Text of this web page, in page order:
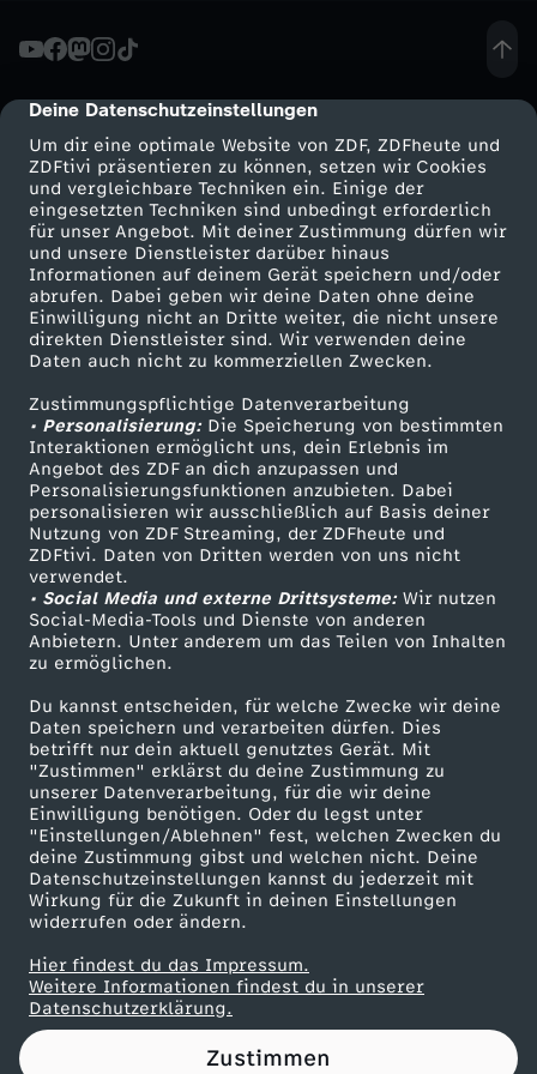
cmp-dialog-description
Deine Datenschutzeinstellungen
Um dir eine optimale Website von ZDF, ZDFheute und
ZDFtivi präsentieren zu können, setzen wir Cookies
und vergleichbare Techniken ein. Einige der
eingesetzten Techniken sind unbedingt erforderlich
für unser Angebot. Mit deiner Zustimmung dürfen wir
und unsere Dienstleister darüber hinaus
Informationen auf deinem Gerät speichern und/oder
abrufen. Dabei geben wir deine Daten ohne deine
Einwilligung nicht an Dritte weiter, die nicht unsere
direkten Dienstleister sind. Wir verwenden deine
Daten auch nicht zu kommerziellen Zwecken.
Zustimmungspflichtige Datenverarbeitung
• Personalisierung:Die Speicherung von bestimmten
Interaktionen ermöglicht uns, dein Erlebnis im
Angebot des ZDF an dich anzupassen und
Personalisierungsfunktionen anzubieten. Dabei
personalisieren wir ausschließlich auf Basis deiner
Nutzung von ZDF Streaming, der ZDFheute und
ZDFtivi. Daten von Dritten werden von uns nicht
verwendet.
• Social Media und externe Drittsysteme:Wir nutzen
Social-Media-Tools und Dienste von anderen
Anbietern. Unter anderem um das Teilen von Inhalten
zu ermöglichen.
Du kannst entscheiden, für welche Zwecke wir deine
Daten speichern und verarbeiten dürfen. Dies
betrifft nur dein aktuell genutztes Gerät. Mit
"Zustimmen" erklärst du deine Zustimmung zu
unserer Datenverarbeitung, für die wir deine
Einwilligung benötigen. Oder du legst unter
"Einstellungen/Ablehnen" fest, welchen Zwecken du
deine Zustimmung gibst und welchen nicht. Deine
Datenschutzeinstellungen kannst du jederzeit mit
Wirkung für die Zukunft in deinen Einstellungen
widerrufen oder ändern.
Hier findest du das Impressum.
Weitere Informationen findest du in unserer
Datenschutzerklärung.
Zustimmen
s
t
n
i
c
h
t
a
l
l
e
s
!
”
–
W
i
e
Mehr ZDF
ZDF-Apps
Smart TV
ZDFtext
Livestreams
Sendungen A-Z
TV-Programm
Service
ZDFmitreden
Kontakt zum ZDF
Tickets
Zuschauerservice
Hilfe
ZDF Unternehmen
Karriere
ZDF goes Schule
Werbefernsehen
Mainzelmännchen
Partner